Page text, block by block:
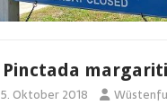
Pinctada
5. Oktober 2018